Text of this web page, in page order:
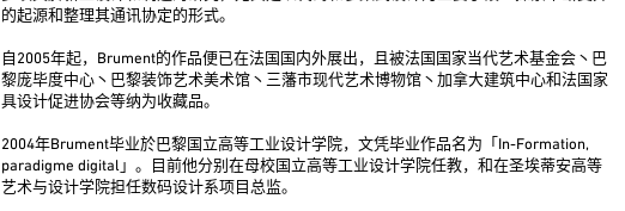
的起源和整理其通讯协定的形式。
自2005年起，Brument的作品便已在法国国内外展出，且被法国国家当代艺术基金会丶巴
黎庞毕度中心丶巴黎装饰艺术美术馆丶三藩市现代艺术博物馆丶加拿大建筑中心和法国家
具设计促进协会等纳为收藏品。
2004年Brument毕业於巴黎国立高等工业设计学院，文凭毕业作品名为「In-Formation,
paradigme digital」。目前他分别在母校国立高等工业设计学院任教，和在圣埃蒂安高等
艺术与设计学院担任数码设计系项目总监。